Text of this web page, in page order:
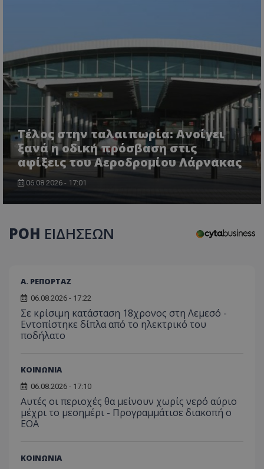
Τέλος στην ταλαιπωρία: Ανοίγει
ξανά η οδική πρόσβαση στις
αφίξεις του Αεροδρομίου Λάρνακας
06.08.2026 - 17:01
ΡΟΗ ΕΙΔΗΣΕΩΝ
Α. ΡΕΠΟΡΤΑΖ
06.08.2026 - 17:22
Σε κρίσιμη κατάσταση 18χρονος στη Λεμεσό -
Εντοπίστηκε δίπλα από το ηλεκτρικό του
ποδήλατο
ΚΟΙΝΩΝΙΑ
06.08.2026 - 17:10
Αυτές οι περιοχές θα μείνουν χωρίς νερό αύριο
μέχρι το μεσημέρι - Προγραμμάτισε διακοπή ο
ΕΟΑ
ΚΟΙΝΩΝΙΑ